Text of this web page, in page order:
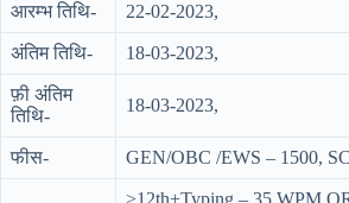
आरम्भ तिथि- 22-02-2023,
अंतिम तिथि- 18-03-2023,
फ़ी अंतिम
तिथि-
18-03-2023,
फीस- GEN/OBC /EWS – 1500,
>12th+Typing – 35 WPM